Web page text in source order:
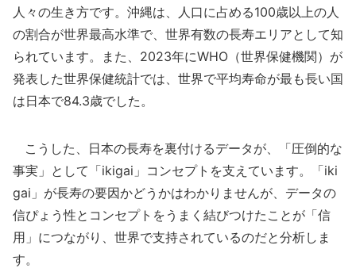
人々の生き方です。沖縄は、人口に占める100歳以上の人
の割合が世界最高水準で、世界有数の長寿エリアとして知
られています。また、2023年にWHO（世界保健機関）が
発表した世界保健統計では、世界で平均寿命が最も長い国
は日本で84.3歳でした。
こうした、日本の長寿を裏付けるデータが、「圧倒的な
事実」として「ikigai」コンセプトを支えています。「iki
gai」が長寿の要因かどうかはわかりませんが、データの
信ぴょう性とコンセプトをうまく結びつけたことが「信
用」につながり、世界で支持されているのだと分析しま
す。